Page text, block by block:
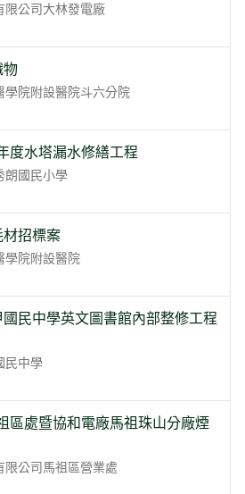
限公司大林發電廠
物
學院附設醫院斗六分院
度水塔漏水修繕工程
朗國民小學
招標案
學院附設醫院
民中學英文圖書館內部整修工程
民中學
區處暨協和電廠馬祖珠山分廠煙
限公司馬祖區營業處